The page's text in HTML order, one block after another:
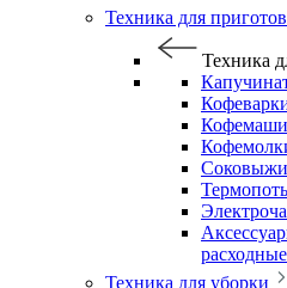
Техника для
Техника
Техника для уборки